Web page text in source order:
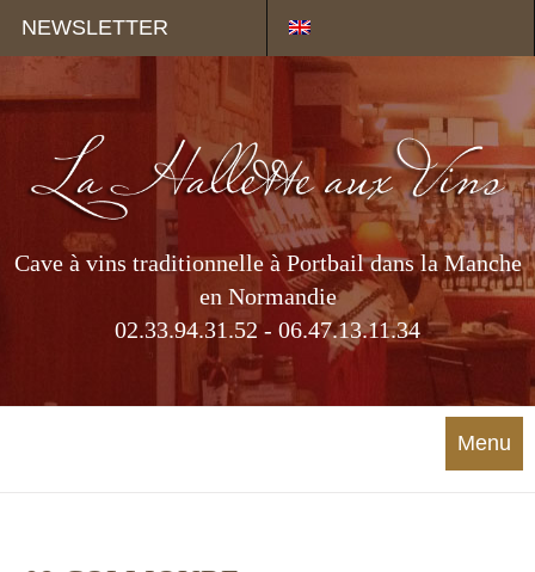
NEWSLETTER
Cave à vins traditionnelle à Portbail dans la Manche
en Normandie
02.33.94.31.52 - 06.47.13.11.34
Menu
Panneau de gestion des cookies